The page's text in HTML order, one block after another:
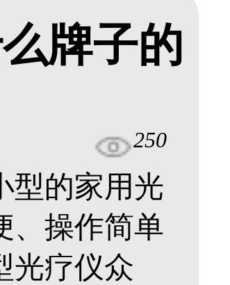
牌子的
250
型的家用光
、操作简单
光疗仪众